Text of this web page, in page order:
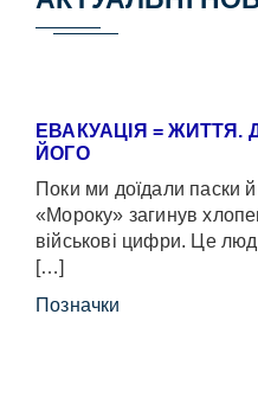
ЕВАКУАЦІЯ =
ЙОГО
Поки ми доїдали паски
«Мороку» загинув
військові цифри. Це
[…]
Позначки